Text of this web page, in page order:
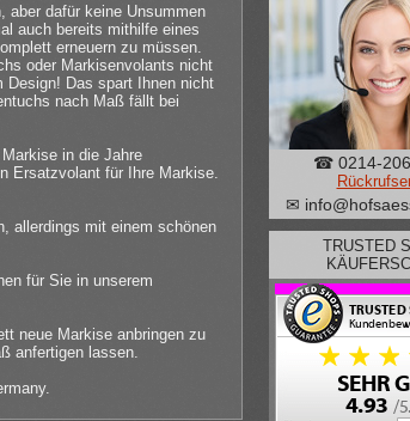
aber dafür keine Unsummen
auch bereits mithilfe eines
erneuern zu müssen.
oder Markisenvolants nicht
Design! Das spart Ihnen nicht
nach Maß fällt bei
in die Jahre
Ersatzvolant für Ihre Markise.
allerdings mit einem schönen
für Sie in unserem
neue Markise anbringen zu
anfertigen lassen.
☎ 0214-
✉
TRUSTED